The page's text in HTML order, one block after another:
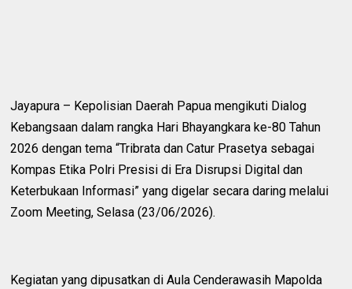
Jayapura – Kepolisian Daerah Papua mengikuti Dialog
Kebangsaan dalam rangka Hari Bhayangkara ke-80 Tahun
2026 dengan tema “Tribrata dan Catur Prasetya sebagai
Kompas Etika Polri Presisi di Era Disrupsi Digital dan
Keterbukaan Informasi” yang digelar secara daring melalui
Zoom Meeting, Selasa (23/06/2026).
Kegiatan yang dipusatkan di Aula Cenderawasih Mapolda